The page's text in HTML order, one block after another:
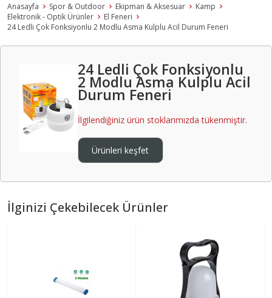
Anasayfa Spor & Outdoor Ekipman & Aksesuar
Kamp
Elektronik - Optik Ürünler
El Feneri
24 Ledli Çok Fonksiyonlu 2 Modlu Asma Kulplu Acil Durum Feneri
24 Ledli Çok Fonksiyonlu
2 Modlu Asma Kulplu Acil
Durum Feneri
İlgilendiğiniz ürün stoklarımızda tükenmiştir.
Ürünleri keşfet
İlginizi Çekebilecek Ürünler